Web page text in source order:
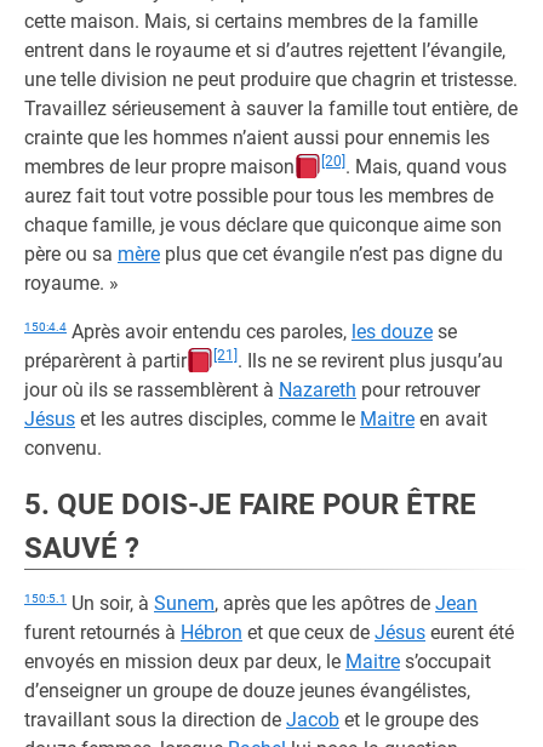
cette maison. Mais, si certains membres de la famille
entrent dans le royaume et si d’autres rejettent l’évangile,
une telle division ne peut produire que chagrin et tristesse.
Travaillez sérieusement à sauver la famille tout entière, de
crainte que les hommes n’aient aussi pour ennemis les
membres de leur propre maison
[20] . Mais, quand vous
aurez fait tout votre possible pour tous les membres de
chaque famille, je vous déclare que quiconque aime son
père ou sa mère plus que cet évangile n’est pas digne du
royaume. »
150:4.4 Après avoir entendu ces paroles, les douze se
préparèrent à partir
[21] . Ils ne se revirent plus jusqu’au
jour où ils se rassemblèrent à Nazareth pour retrouver
Jésus et les autres disciples, comme le Maitre en avait
convenu.
5. QUE DOIS-JE FAIRE POUR ÊTRE
SAUVÉ ?
150:5.1 Un soir, à Sunem, après que les apôtres de Jean
furent retournés à Hébron et que ceux de Jésus eurent été
envoyés en mission deux par deux, le Maitre s’occupait
d’enseigner un groupe de douze jeunes évangélistes,
travaillant sous la direction de Jacob et le groupe des